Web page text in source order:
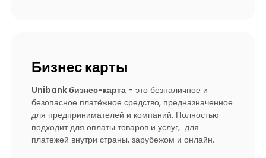
Бизнес карты
Unibank бизнес-карта - это безналичное и
безопасное платёжное средство, предназначенное
для предпринимателей и компаний. Полностью
подходит для оплаты товаров и услуг, для
платежей внутри страны, зарубежом и онлайн.